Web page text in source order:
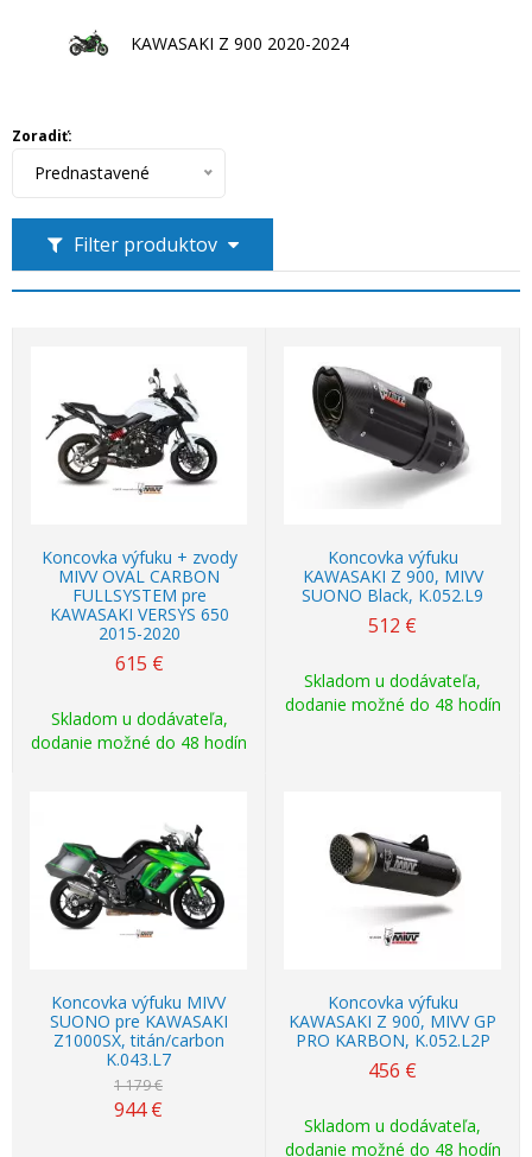
KAWASAKI Z 900 2020-2024
Filter produktov
Zoradiť:
Prednastavené
Koncovka výfuku + zvody
MIVV OVAL CARBON
FULLSYSTEM pre
KAWASAKI VERSYS 650
2015-2020
615 €
Skladom u dodávateľa,
dodanie možné do 48 hodín
Koncovka výfuku
KAWASAKI Z 900, MIVV
SUONO Black, K.052.L9
512 €
Skladom u dodávateľa,
dodanie možné do 48 hodín
Koncovka výfuku MIVV
SUONO pre KAWASAKI
Z1000SX, titán/carbon
K.043.L7
1 179 €
944 €
Koncovka výfuku
KAWASAKI Z 900, MIVV GP
PRO KARBON, K.052.L2P
456 €
Skladom u dodávateľa,
dodanie možné do 48 hodín